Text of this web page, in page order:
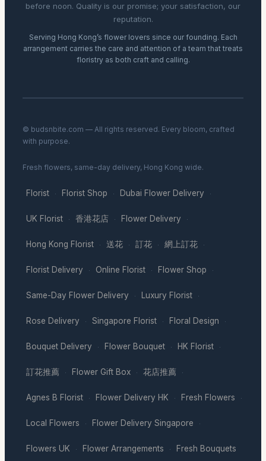
before noon. Quality is our promise; your satisfaction, our
reputation.
Serving Hong Kong’s flower lovers since our founding. Each
arrangement carries the care and attention of a team that treats
floristry as both craft and calling.
© budsnbite.com — All rights reserved. Every bloom, crafted
with purpose.
Fresh flowers, same-day delivery, Hong Kong wide.
Florist · Florist Shop · Dubai Flower Delivery ·
UK Florist · 香港花店 · Flower Delivery ·
Hong Kong Florist · 送花 · 訂花 · 網上訂花 ·
Florist Delivery · Online Florist · Flower Shop ·
Same-Day Flower Delivery · Luxury Florist ·
Rose Delivery · Singapore Florist · Floral Design ·
Bouquet Delivery · Flower Bouquet · HK Florist ·
訂花推薦 · Flower Gift Box · 花店推薦 ·
Agnes B Florist · Flower Delivery HK · Fresh Flowers ·
Local Flowers · Flower Delivery Singapore ·
Flowers UK · Flower Arrangements · Fresh Bouquets